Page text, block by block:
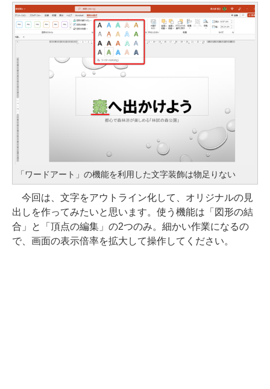
「ワードアート」の機能を利用した文字装飾は物足りない
今回は、文字をアウトライン化して、オリジナルの見
出しを作ってみたいと思います。使う機能は「図形の結
合」と「頂点の編集」の2つのみ。細かい作業になるの
で、画面の表示倍率を拡大して操作してください。